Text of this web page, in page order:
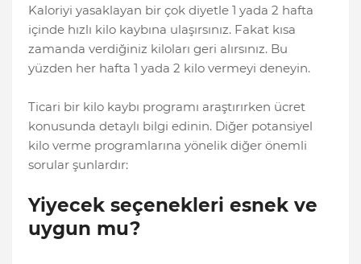
Kaloriyi yasaklayan bir çok diyetle 1 yada 2 hafta
içinde hızlı kilo kaybına ulaşırsınız. Fakat kısa
zamanda verdiğiniz kiloları geri alırsınız. Bu
yüzden her hafta 1 yada 2 kilo vermeyi deneyin.
Ticari bir kilo kaybı programı araştırırken ücret
konusunda detaylı bilgi edinin. Diğer potansiyel
kilo verme programlarına yönelik diğer önemli
sorular şunlardır:
Yiyecek seçenekleri esnek ve
uygun mu?